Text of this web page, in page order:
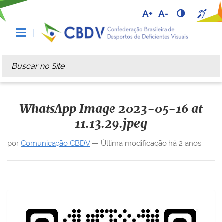
A+ A-
Busca
Busca Avançada…
WhatsApp Image 2023-05-16 at
11.13.29.jpeg
por Comunicação CBDV— Última modificação há 2 anos